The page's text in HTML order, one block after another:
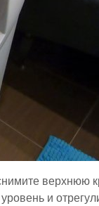
верхнюю
и